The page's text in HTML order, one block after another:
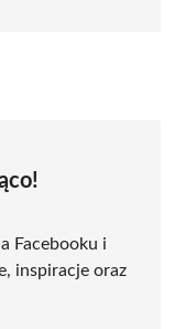
Facebooku i
inspiracje oraz